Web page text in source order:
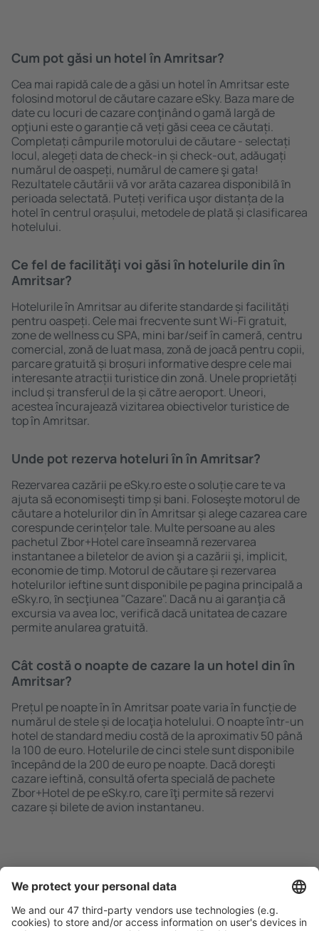
Cum pot găsi un hotel în Amritsar?
Cea mai rapidă cale de a găsi un hotel în Amritsar este
folosind motorul de căutare cazare eSky. Baza mare de
date cu locuri de cazare conţinând o gamă largă de
opţiuni este o garanție că veți găsi ceea ce căutați.
Completați câmpurile motorului de căutare - selectați
locul, alegeți data de check-in și check-out, adăugați
numărul de oaspeți, numărul de camere şi gata!
Rezultatele căutării vă vor arăta cazarea disponibilă ȋn
perioada selectată. Puteți verifica uşor distanța de la
hotel ȋn centrul orașului, metodele de plată și clasificarea
hotelului.
Ce fel de facilităţi voi găsi ȋn hotelurile din în
Amritsar?
Hotelurile în Amritsar au diferite standarde și facilități
pentru oaspeți. Cele mai frecvente sunt Wi-Fi gratuit,
zone de wellness cu SPA, mini bar/seif în cameră, centru
comercial, zonă de luat masa, zonă de joacă pentru copii,
parcare gratuită și broșuri informative despre cele mai
interesante atracții turistice din zonă. Unele proprietăți
includ și transferul de la și către aeroport. Uneori,
acestea încurajează vizitarea obiectivelor turistice de
top în Amritsar.
Unde pot rezerva hoteluri ȋn în Amritsar?
Rezervarea cazării pe eSky.ro este o soluție care te va
ajuta să economiseşti timp și bani. Foloseşte motorul de
căutare a hotelurilor din în Amritsar și alege cazarea care
corespunde cerințelor tale. Multe persoane au ales
pachetul Zbor+Hotel care ȋnseamnă rezervarea
instantanee a biletelor de avion şi a cazării şi, implicit,
economie de timp. Motorul de căutare și rezervarea
hotelurilor ieftine sunt disponibile pe pagina principală a
eSky.ro, ȋn secţiunea "Cazare". Dacă nu ai garanţia că
excursia va avea loc, verifică dacă unitatea de cazare
permite anularea gratuită.
Cât costă o noapte de cazare la un hotel din în
Amritsar?
Prețul pe noapte în în Amritsar poate varia în funcție de
numărul de stele și de locaţia hotelului. O noapte într-un
hotel de standard mediu costă de la aproximativ 50 până
la 100 de euro. Hotelurile de cinci stele sunt disponibile
ȋncepând de la 200 de euro pe noapte. Dacă doreşti
cazare ieftină, consultă oferta specială de pachete
Zbor+Hotel de pe eSky.ro, care ȋţi permite să rezervi
cazare și bilete de avion instantaneu.
Caută rapid şi uşor
Ofertă adaptată aşteptărilor tale.